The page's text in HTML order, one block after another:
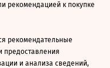
рекомендацией к покупке
рекомендательные
предоставления
и анализа сведений,